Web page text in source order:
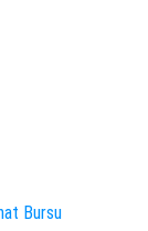
Bursu